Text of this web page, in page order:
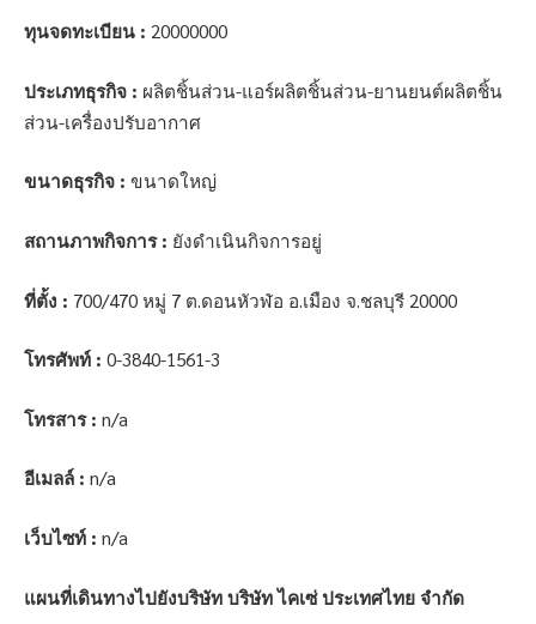
ทุนจดทะเบียน : 20000000
ประเภทธุรกิจ : ผลิตชิ้นส่วน-แอร์ผลิตชิ้นส่วน-ยานยนต์ผลิตชิ้น
ส่วน-เครื่องปรับอากาศ
ขนาดธุรกิจ : ขนาดใหญ่
สถานภาพกิจการ : ยังดำเนินกิจการอยู่
ที่ตั้ง : 700/470 หมู่ 7 ต.ดอนหัวฬ่อ อ.เมือง จ.ชลบุรี 20000
โทรศัพท์ : 0-3840-1561-3
โทรสาร : n/a
อีเมลล์ : n/a
เว็บไซท์ : n/a
แผนที่เดินทางไปยังบริษัท บริษัท ไคเซ่ ประเทศไทย จำกัด